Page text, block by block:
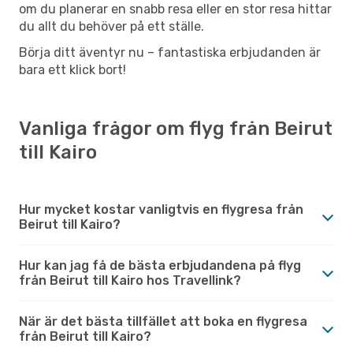
om du planerar en snabb resa eller en stor resa hittar
du allt du behöver på ett ställe.
Börja ditt äventyr nu – fantastiska erbjudanden är
bara ett klick bort!
Vanliga frågor om flyg från Beirut
till Kairo
Hur mycket kostar vanligtvis en flygresa från
Beirut till Kairo?
Hur kan jag få de bästa erbjudandena på flyg
från Beirut till Kairo hos Travellink?
När är det bästa tillfället att boka en flygresa
från Beirut till Kairo?